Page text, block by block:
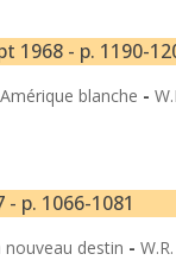
1968 - p. 1190-
blanche -
- p. 1066-1081
nouveau destin -